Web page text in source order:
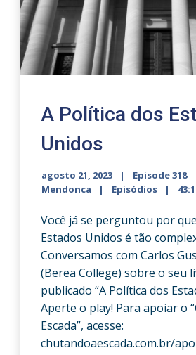
A Política dos
Unidos
agosto 21, 2023 Episode 318
Mendonca
Episódios
Você já se perguntou por
Estados Unidos é tão
Conversamos com Carlos
(Berea College) sobre o seu
publicado “A Política dos
Aperte o play! Para apoiar o
Escada”, acesse:
chutandoaescada.com.br/